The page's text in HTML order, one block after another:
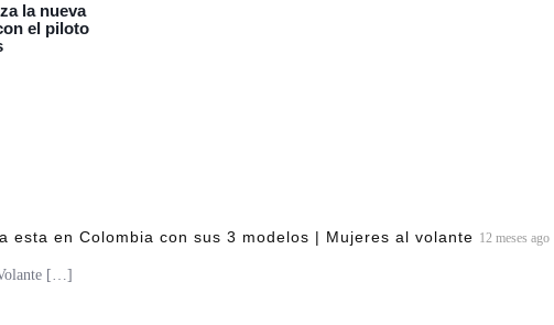
la nueva
el piloto
esta en Colombia con sus 3 modelos | Mujeres al volante 12 meses ago
[…]